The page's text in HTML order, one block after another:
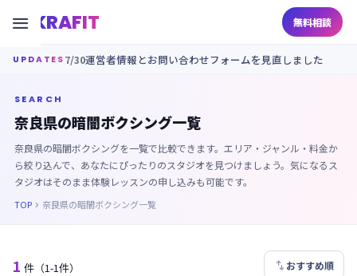
KRAFIT 無料相談

UPDATES 7/30運営者情報とお問い合わせフォームを見直しました
SEARCH
奈良県の暗闇ボクシング一覧
奈良県の暗闇ボクシングを一覧で比較できます。エリア・ジャンル・料金か
ら絞り込んで、あなたにぴったりのスタジオを見つけましょう。気になるス
タジオはそのまま体験レッスンの申し込みも可能です。
TOP  奈良県の暗闇ボクシング一覧
1 件 （1-1件）  おすすめ順